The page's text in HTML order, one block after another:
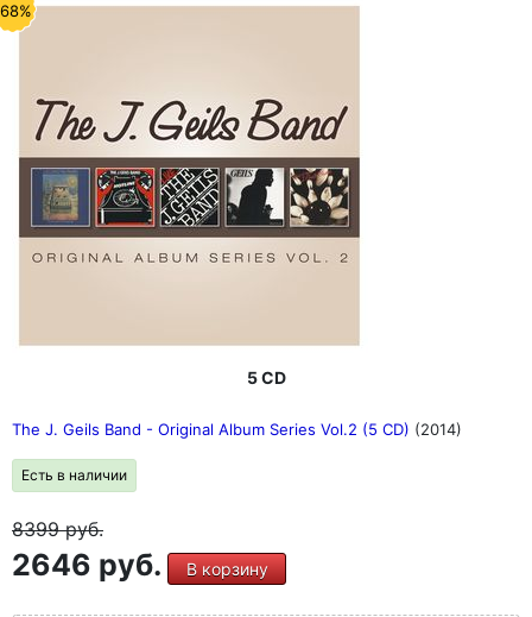
5 CD
The J. Geils Band - Original Album Series Vol.2 (5 CD) (2014)
Есть в наличии
8399руб.
2646 руб. В корзину